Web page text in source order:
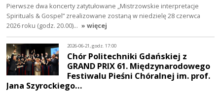
Pierwsze dwa koncerty zatytułowane „Mistrzowskie interpretacje
Spirituals & Gospel” zrealizowane zostaną w niedzielę 28 czerwca
2026 roku (godz. 20.00)… » więcej
2026-06-21, godz. 17:00
Chór Politechniki Gdańskiej z
GRAND PRIX 61. Międzynarodowego
Festiwalu Pieśni Chóralnej im. prof.
Jana Szyrockiego…